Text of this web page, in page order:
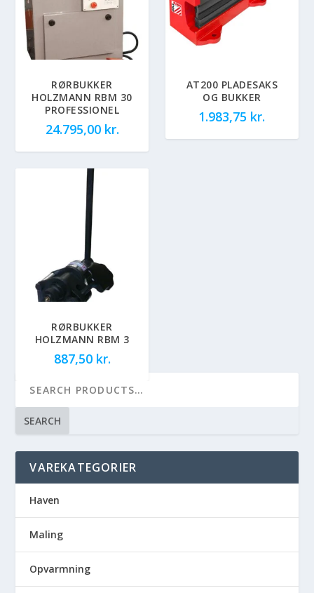
RØRBUKKER
HOLZMANN RBM 30
PROFESSIONEL
24.795,00 kr.
AT200 PLADESAKS
OG BUKKER
1.983,75 kr.
RØRBUKKER
HOLZMANN RBM 3
887,50 kr.
SEARCH
VAREKATEGORIER
Haven
Maling
Opvarmning